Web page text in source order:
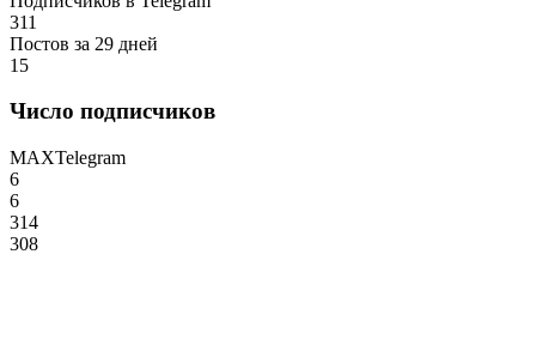
311
Постов за 29 дней
15
Число подписчиков
MAXTelegram
6
6
314
308